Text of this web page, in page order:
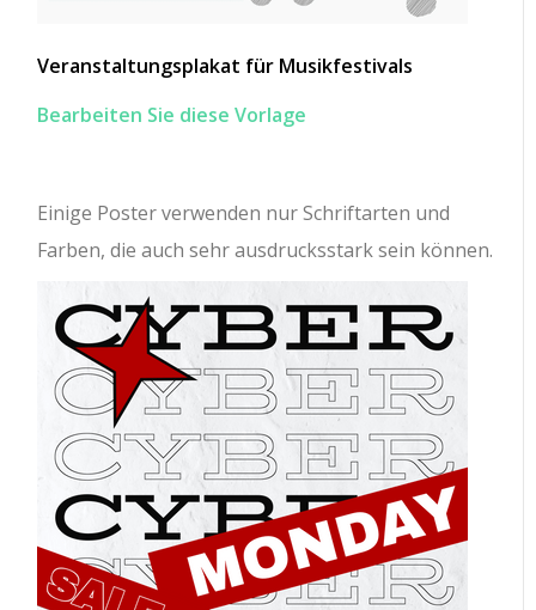
Veranstaltungsplakat für Musikfestivals
Bearbeiten Sie diese Vorlage
Einige Poster verwenden nur Schriftarten und
Farben, die auch sehr ausdrucksstark sein können.